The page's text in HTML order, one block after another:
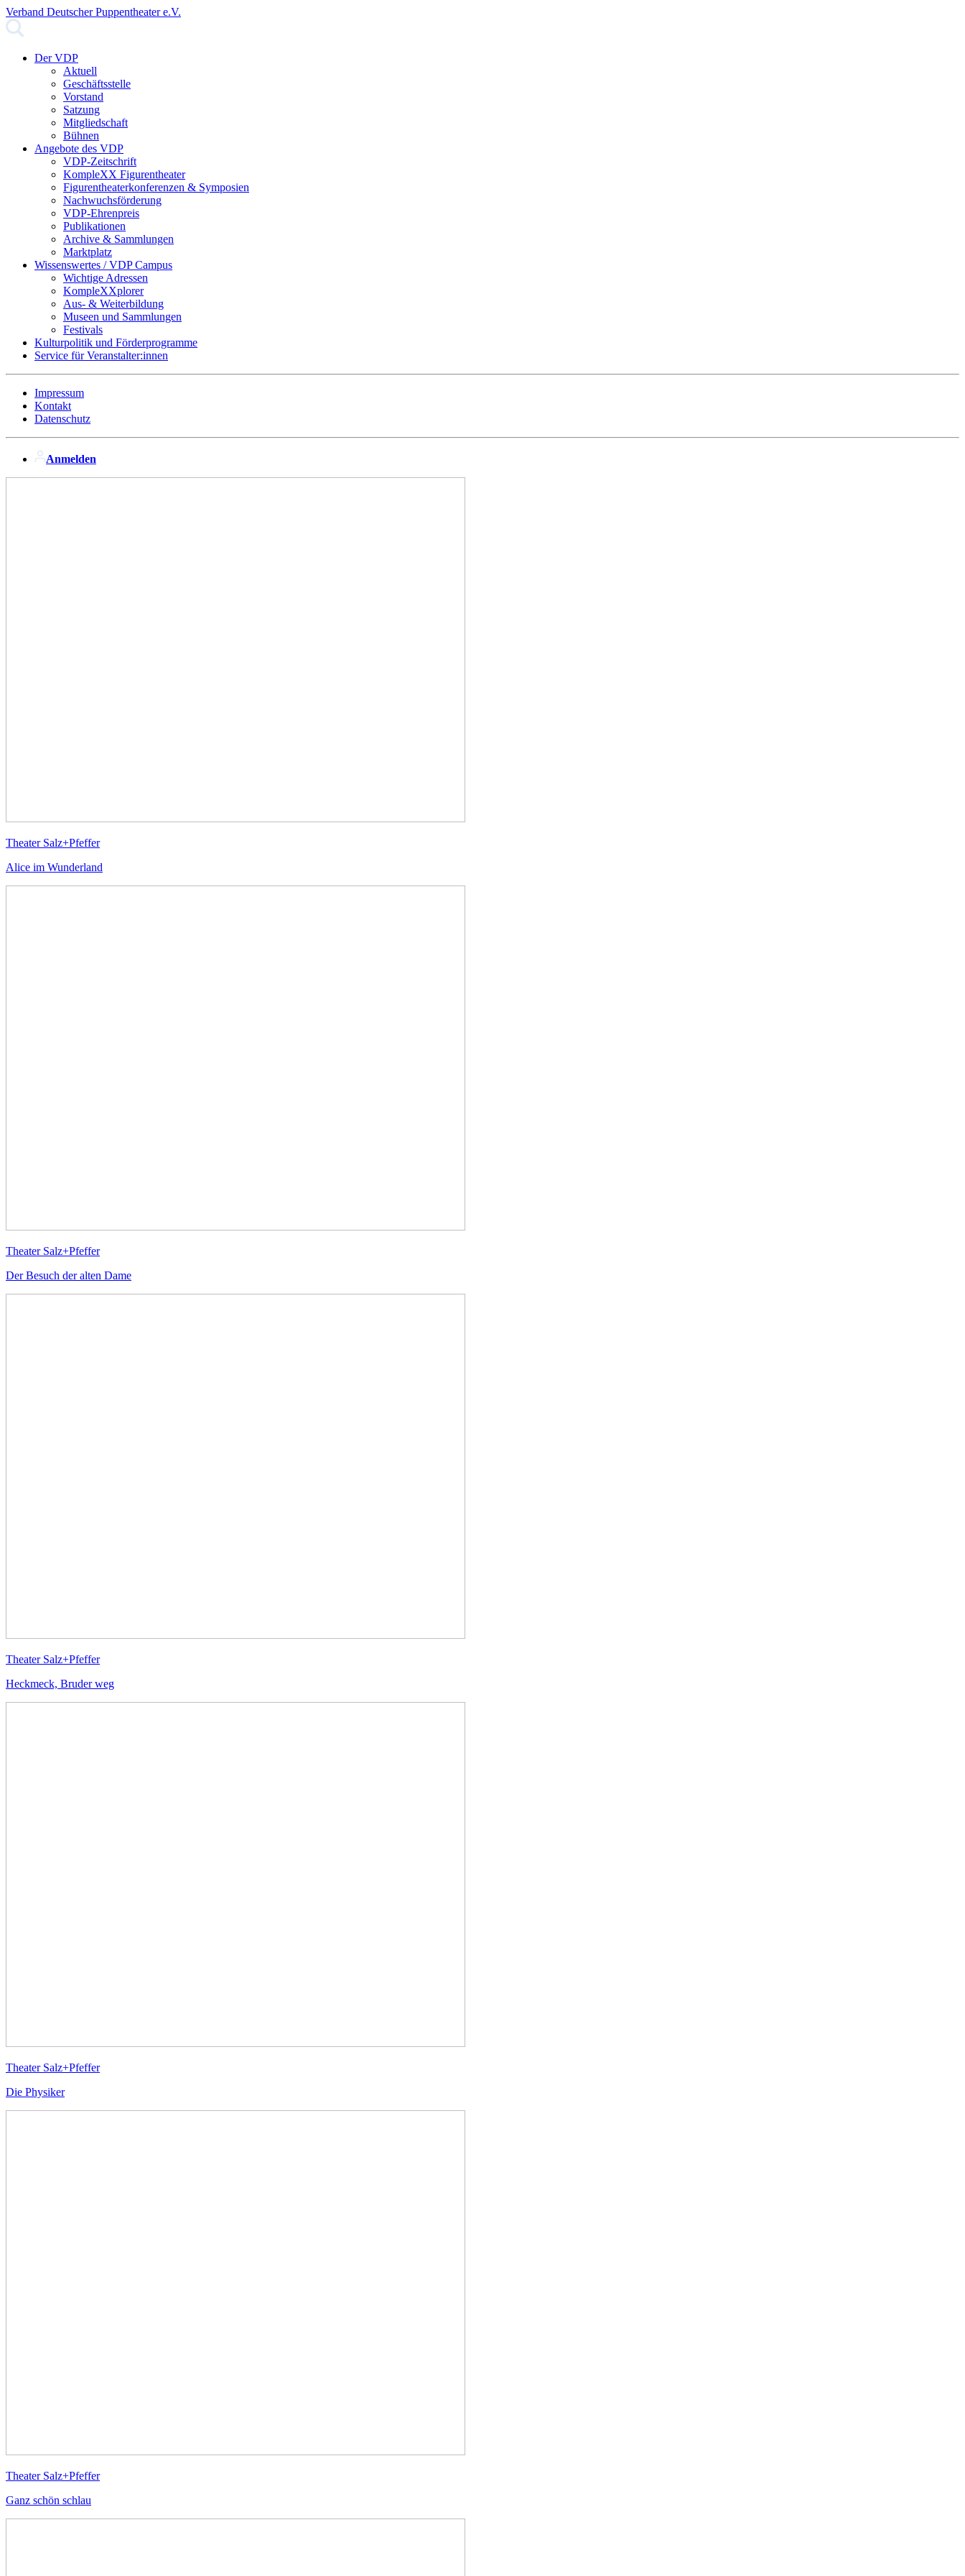
Verband Deutscher Puppentheater e.V.
Der VDP
Aktuell
Geschäftsstelle
Vorstand
Satzung
Mitgliedschaft
Bühnen
Angebote des VDP
VDP-Zeitschrift
KompleXX Figurentheater
Figurentheaterkonferenzen & Symposien
Nachwuchsförderung
VDP-Ehrenpreis
Publikationen
Archive & Sammlungen
Marktplatz
Wissenswertes / VDP Campus
Wichtige Adressen
KompleXXplorer
Aus- & Weiterbildung
Museen und Sammlungen
Festivals
Kulturpolitik und Förderprogramme
Service für Veranstalter:innen
Impressum
Kontakt
Datenschutz
Anmelden
Theater Salz+Pfeffer
Alice im Wunderland
Theater Salz+Pfeffer
Der Besuch der alten Dame
Theater Salz+Pfeffer
Heckmeck, Bruder weg
Theater Salz+Pfeffer
Die Physiker
Theater Salz+Pfeffer
Ganz schön schlau